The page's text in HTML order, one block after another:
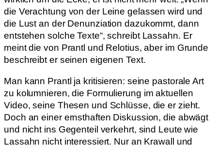
die Verachtung von der Leine gelassen wird und
die Lust an der Denunziation dazukommt, dann
entstehen solche Texte“, schreibt Lassahn. Er
meint die von Prantl und Relotius, aber im Grunde
beschreibt er seinen eigenen Text.
Man kann Prantl ja kritisieren: seine pastorale Art
zu kolumnieren, die Formulierung im aktuellen
Video, seine Thesen und Schlüsse, die er zieht.
Doch an einer ernsthaften Diskussion, die abwägt
und nicht ins Gegenteil verkehrt, sind Leute wie
Lassahn nicht interessiert. Nur an Krawall und